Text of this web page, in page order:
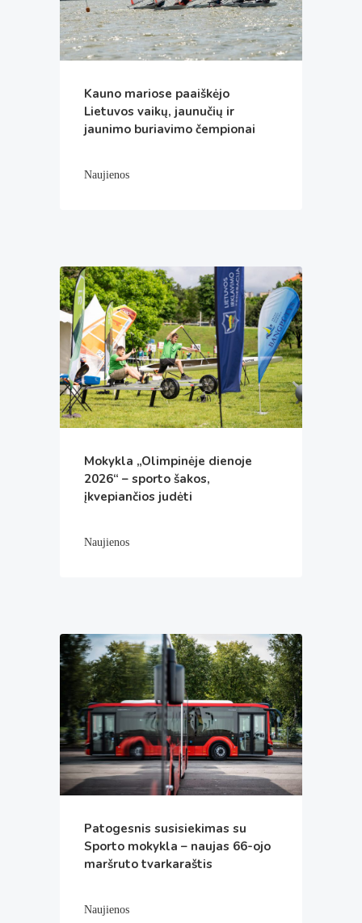
Kauno mariose paaiškėjo
Lietuvos vaikų, jaunučių ir
jaunimo buriavimo čempionai
Naujienos
Mokykla „Olimpinėje dienoje
2026“ – sporto šakos,
įkvepiančios judėti
Naujienos
Patogesnis susisiekimas su
Sporto mokykla – naujas 66-ojo
maršruto tvarkaraštis
Naujienos